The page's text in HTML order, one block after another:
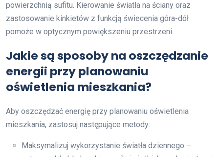
powierzchnią sufitu. Kierowanie światła na ściany oraz
zastosowanie kinkietów z funkcją świecenia góra-dół
pomoże w optycznym powiększeniu przestrzeni.
Jakie są sposoby na oszczędzanie
energii przy planowaniu
oświetlenia mieszkania?
Aby oszczędzać energię przy planowaniu oświetlenia
mieszkania, zastosuj następujące metody:
Maksymalizuj wykorzystanie światła dziennego –